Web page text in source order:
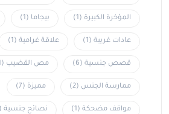
المؤخرة الكبيرة (1) بيجاما (1)
عادات غريبة (1) علاقة غرامية (1)
قصص جنسية (6) مص القضيب (1)
ممارسة الجنس (2) مميزة (7)
مواقف مضحكة (1) نصائح جنسية (3)